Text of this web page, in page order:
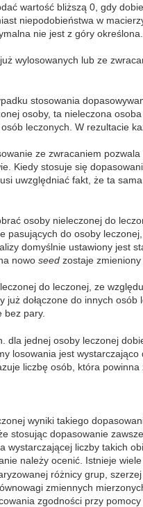
wartość bliższą 0, gdy
niepodobieństwa w
nie jest z góry określona.
wylosowanych lub ze
stosowania
osoby, ta nieleczona
leczonych. W rezultacie
ze zwracaniem
Kiedy stosuje się
uwzględniać fakt, że ta
osoby nieleczonej do
do osoby
domyślnie ustawiony jest
nowo seedzostaje zmieniony
do leczonej, ze
już dołączone do innych
bez pary.
dla jednej osoby leczonej
losowania jest
liczbę osób, która
wyniki takiego
stosując dopasowanie
wystarczającej liczby takich
należy ocenić. Istnieje
różnicy grup,
zmiennych
zgodności przy